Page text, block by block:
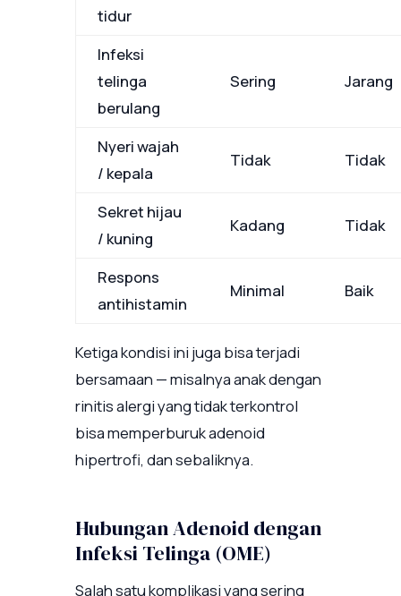
tidur
Infeksi
telinga
berulang
Sering Jarang
Nyeri wajah
/ kepala
Tidak Tidak
Sekret hijau
/ kuning
Kadang Tidak
Respons
antihistamin
Minimal Baik
Ketiga kondisi ini juga bisa terjadi
bersamaan — misalnya anak dengan
rinitis alergi yang tidak terkontrol
bisa memperburuk adenoid
hipertrofi, dan sebaliknya.
Hubungan Adenoid dengan
Infeksi Telinga (OME)
Salah satu komplikasi yang sering